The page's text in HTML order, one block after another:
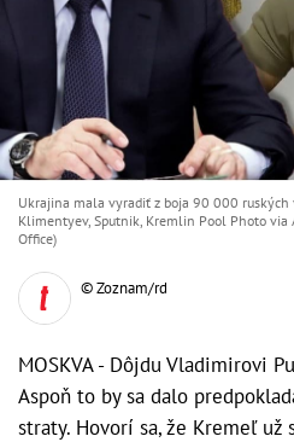
Ukrajina mala vyradiť z boja 90 000 ruských
Klimentyev, Sputnik, Kremlin Pool Photo via
Office)
© Zoznam/rd
MOSKVA - Dôjdu Vladimirovi
Aspoň to by sa dalo
straty. Hovorí sa, že Kremeľ